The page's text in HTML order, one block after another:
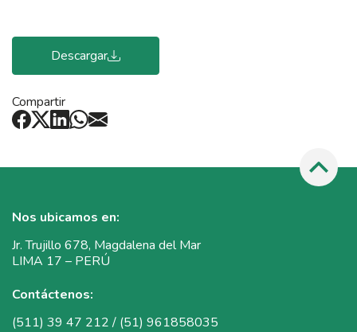
Descargar
Compartir
Nos ubicamos en:
Jr. Trujillo 678, Magdalena del Mar
LIMA 17 – PERÚ
Contáctenos:
(511) 39 47 212 / (51) 961858035